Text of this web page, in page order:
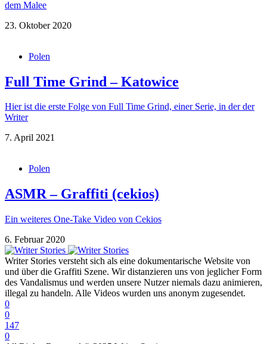
dem Malee
23. Oktober 2020
Polen
Full Time Grind – Katowice
Hier ist die erste Folge von Full Time Grind, einer Serie, in der der
Writer
7. April 2021
Polen
ASMR – Graffiti (cekios)
Ein weiteres One-Take Video von Cekios
6. Februar 2020
Writer Stories versteht sich als eine dokumentarische Website von
und über die Graffiti Szene. Wir distanzieren uns von jeglicher Form
des Vandalismus und werden unsere Nutzer niemals dazu animieren,
illegal zu handeln. Alle Videos wurden uns anonym zugesendet.
0
0
147
0